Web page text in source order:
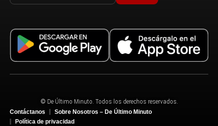
© De Último Minuto. Todos los derechos reservados.
Contáctanos
Sobre Nosotros – De Último Minuto
Política de privacidad